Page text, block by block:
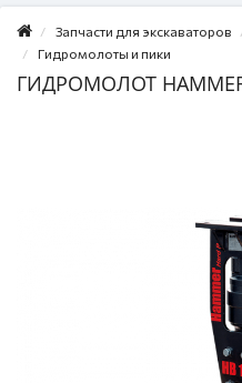
Запчасти для экскаваторов
Гидромолоты и пики
ГИДРОМОЛОТ